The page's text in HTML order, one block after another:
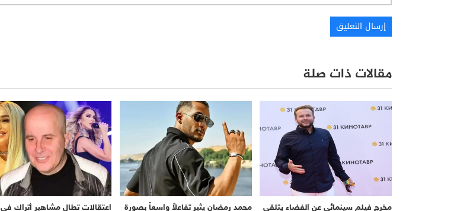
مقالات ذات صلة
مخرج فيلم سينمائي عن الفضاء يتلقى
محمد رمضان يثير تفاعلاً واسعاً بصورة
اعتقالات تطال مشاهير أتراك في